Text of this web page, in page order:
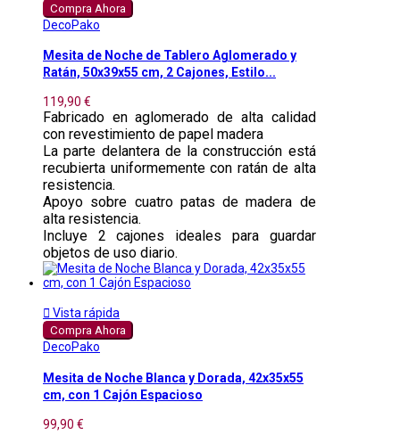
Compra Ahora
DecoPako
Mesita de Noche de Tablero Aglomerado y
Ratán, 50x39x55 cm, 2 Cajones, Estilo...
119,90 €
Fabricado en aglomerado de alta calidad
con revestimiento de papel madera
La parte delantera de la construcción está
recubierta uniformemente con ratán de alta
resistencia.
Apoyo sobre cuatro patas de madera de
alta resistencia.
Incluye 2 cajones ideales para guardar
objetos de uso diario.
 Vista rápida
Compra Ahora
DecoPako
Mesita de Noche Blanca y Dorada, 42x35x55
cm, con 1 Cajón Espacioso
99,90 €